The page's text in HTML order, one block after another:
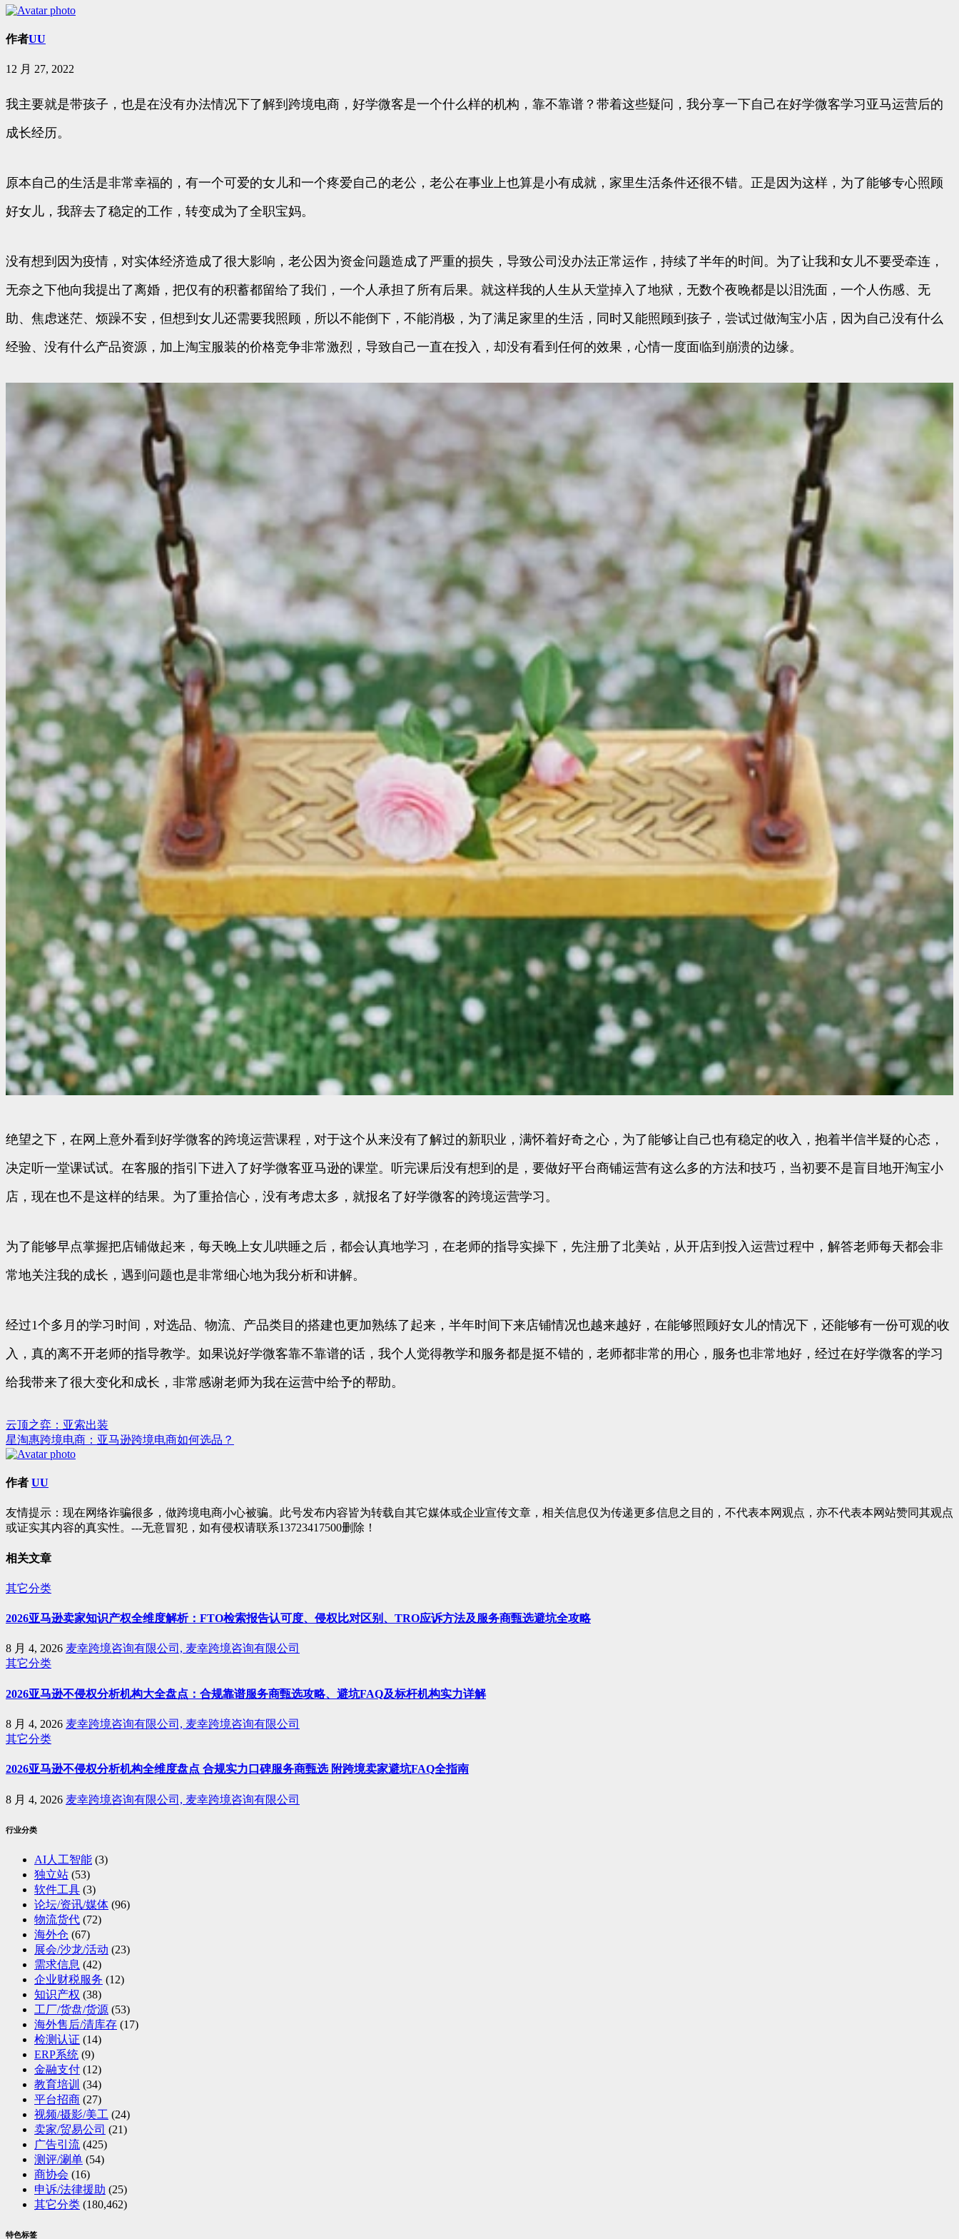
作者UU
12 月 27, 2022
我主要就是带孩子，也是在没有办法情况下了解到跨境电商，好学微客是一个什么样的机构，靠不靠谱？带着这些疑问，我分享一下自己在好学微客学习亚马运营后的
成长经历。
原本自己的生活是非常幸福的，有一个可爱的女儿和一个疼爱自己的老公，老公在事业上也算是小有成就，家里生活条件还很不错。正是因为这样，为了能够专心照顾
好女儿，我辞去了稳定的工作，转变成为了全职宝妈。
没有想到因为疫情，对实体经济造成了很大影响，老公因为资金问题造成了严重的损失，导致公司没办法正常运作，持续了半年的时间。为了让我和女儿不要受牵连，
无奈之下他向我提出了离婚，把仅有的积蓄都留给了我们，一个人承担了所有后果。就这样我的人生从天堂掉入了地狱，无数个夜晚都是以泪洗面，一个人伤感、无
助、焦虑迷茫、烦躁不安，但想到女儿还需要我照顾，所以不能倒下，不能消极，为了满足家里的生活，同时又能照顾到孩子，尝试过做淘宝小店，因为自己没有什么
经验、没有什么产品资源，加上淘宝服装的价格竞争非常激烈，导致自己一直在投入，却没有看到任何的效果，心情一度面临到崩溃的边缘。
绝望之下，在网上意外看到好学微客的跨境运营课程，对于这个从来没有了解过的新职业，满怀着好奇之心，为了能够让自己也有稳定的收入，抱着半信半疑的心态，
决定听一堂课试试。在客服的指引下进入了好学微客亚马逊的课堂。听完课后没有想到的是，要做好平台商铺运营有这么多的方法和技巧，当初要不是盲目地开淘宝小
店，现在也不是这样的结果。为了重拾信心，没有考虑太多，就报名了好学微客的跨境运营学习。
为了能够早点掌握把店铺做起来，每天晚上女儿哄睡之后，都会认真地学习，在老师的指导实操下，先注册了北美站，从开店到投入运营过程中，解答老师每天都会非
常地关注我的成长，遇到问题也是非常细心地为我分析和讲解。
经过1个多月的学习时间，对选品、物流、产品类目的搭建也更加熟练了起来，半年时间下来店铺情况也越来越好，在能够照顾好女儿的情况下，还能够有一份可观的收
入，真的离不开老师的指导教学。如果说好学微客靠不靠谱的话，我个人觉得教学和服务都是挺不错的，老师都非常的用心，服务也非常地好，经过在好学微客的学习
给我带来了很大变化和成长，非常感谢老师为我在运营中给予的帮助。
文
章
导
云顶之弈：亚索出装
星淘惠跨境电商：亚马逊跨境电商如何选品？
作者 UU
友情提示：现在网络诈骗很多，做跨境电商小心被骗。此号发布内容皆为转载自其它媒体或企业宣传文章，相关信息仅为传递更多信息之目的，不代表本网观点，亦不代表本网站赞同其观点
或证实其内容的真实性。---无意冒犯，如有侵权请联系13723417500删除！
相关文章
其它分类
2026亚马逊卖家知识产权全维度解析：FTO检索报告认可度、侵权比对区别、TRO应诉方法及服务商甄选避坑全攻略
8 月 4, 2026 麦幸跨境咨询有限公司, 麦幸跨境咨询有限公司
其它分类
2026亚马逊不侵权分析机构大全盘点：合规靠谱服务商甄选攻略、避坑FAQ及标杆机构实力详解
8 月 4, 2026 麦幸跨境咨询有限公司, 麦幸跨境咨询有限公司
其它分类
2026亚马逊不侵权分析机构全维度盘点 合规实力口碑服务商甄选 附跨境卖家避坑FAQ全指南
8 月 4, 2026 麦幸跨境咨询有限公司, 麦幸跨境咨询有限公司
行业分类
AI人工智能 (3)
独立站 (53)
软件工具 (3)
论坛/资讯/媒体 (96)
物流货代 (72)
海外仓 (67)
展会/沙龙/活动 (23)
需求信息 (42)
企业财税服务 (12)
知识产权 (38)
工厂/货盘/货源 (53)
海外售后/清库存 (17)
检测认证 (14)
ERP系统 (9)
金融支付 (12)
教育培训 (34)
平台招商 (27)
视频/摄影/美工 (24)
卖家/贸易公司 (21)
广告引流 (425)
测评/涮单 (54)
商协会 (16)
申诉/法律援助 (25)
其它分类 (180,462)
特色标签